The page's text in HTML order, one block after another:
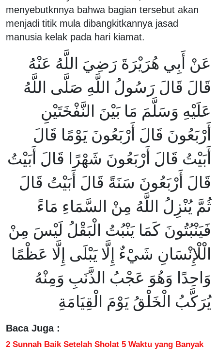
menyebutknnya bahwa bagian tersebut akan
menjadi titik mula dibangkitkannya jasad
manusia kelak pada hari kiamat.
عَنْ أَبِي هُرَيْرَةَ رَضِيَ اللَّهُ عَنْهُ
قَالَ قَالَ رَسُولُ اللَّهِ صَلَّى اللَّهُ
عَلَيْهِ وَسَلَّمَ مَا بَيْنَ النَّفْخَتَيْنِ
أَرْبَعُونَ قَالَ أَرْبَعُونَ يَوْمًا قَالَ
أَبَيْتُ قَالَ أَرْبَعُونَ شَهْرًا قَالَ أَبَيْتُ
قَالَ أَرْبَعُونَ سَنَةً قَالَ أَبَيْتُ قَالَ
ثُمَّ يُنْزِلُ اللَّهُ مِنْ السَّمَاءِ مَاءً
فَيَنْبُتُونَ كَمَا يَنْبُتُ الْبَقْلُ لَيْسَ مِنْ
الْلْإِنْسَانِ شَيْءٌ إِلَّا يَبْلَى إِلَّا عَظْمًا
وَاحِدًا وَهُوَ عَجْبُ الذَّنَبِ وَمِنْهُ
يُرَكَّبُ الْخَلْقُ يَوْمَ الْقِيَامَةِ
Baca Juga :
2 Sunnah Baik Setelah Sholat 5 Waktu yang Banyak